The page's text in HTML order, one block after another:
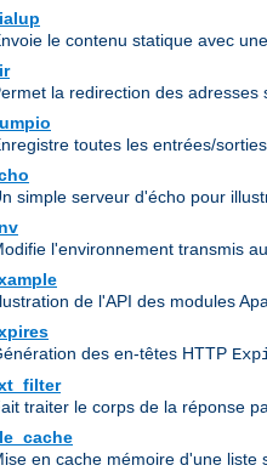
le contenu statique avec
la redirection des
toutes les entrées/
simple serveur d'écho pour
l'environnement transmis
de l'API des modules
des en-têtes HTTP
traiter le corps de la réponse
en cache mémoire d'une liste